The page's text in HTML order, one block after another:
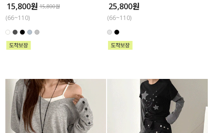
15,800원 15,800원
(66~110)
25,800원
(66~110)